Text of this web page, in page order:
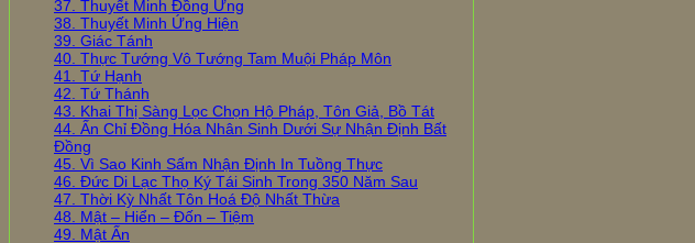
37. Thuyết Minh Đồng Ứng
38. Thuyết Minh Ứng Hiện
39. Giác Tánh
40. Thực Tướng Vô Tướng Tam Muội Pháp Môn
41. Tứ Hạnh
42. Tứ Thánh
43. Khai Thị Sàng Lọc Chọn Hộ Pháp, Tôn Giả, Bồ Tát
44. Ấn Chỉ Đồng Hóa Nhân Sinh Dưới Sự Nhận Định Bất
Đồng
45. Vì Sao Kinh Sấm Nhận Định In Tuồng Thực
46. Đức Di Lạc Thọ Ký Tái Sinh Trong 350 Năm Sau
47. Thời Kỳ Nhất Tôn Hoá Độ Nhất Thừa
48. Mật – Hiển – Đốn – Tiệm
49. Mật Ấn